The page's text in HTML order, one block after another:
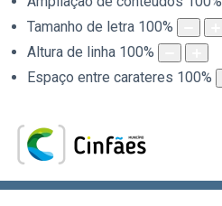
Tamanho de letra 100%
Altura de linha 100%
Espaço entre carateres 100%
.